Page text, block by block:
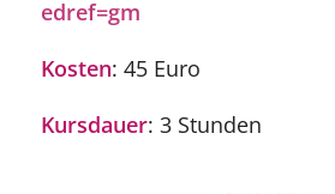
edref=gm
Kosten: 45 Euro
Kursdauer: 3 Stunden